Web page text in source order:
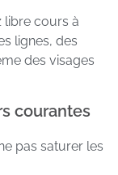
libre cours à
lignes, des
des visages
courantes
pas saturer les